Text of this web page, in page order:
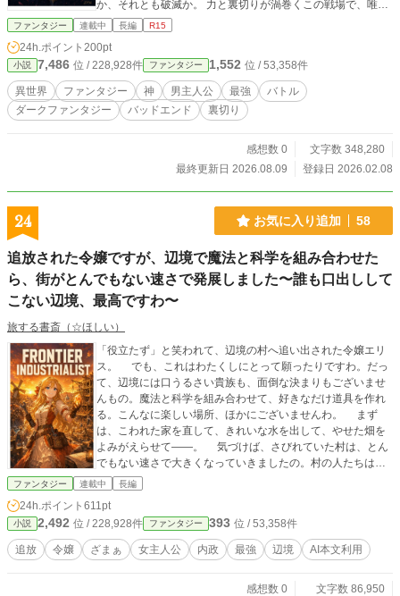
か、それとも破滅か。 力と裏切りが渦巻くこの戦場で、唯一
の希望となるもの―― それは、すべてを照らし、すべてを呑
支配された世界で始まる、最初の革命の物語。
ファンタジー 連載中 長編 R15
24h.ポイント 200pt
小説 7,486 位 / 228,928件 ファンタジー 1,552 位 / 53,358件
異世界 ファンタジー 神 男主人公 最強
バトル
ダークファンタジー
バッドエンド 裏切り
感想数 0
文字数 348,280
最終更新日 2026.08.09
登録日 2026.02.08
24 お気に入り追加 58
追放された令嬢ですが、辺境で魔法と科学を組み合わせた
ら、街がとんでもない速さで発展しました〜誰も口出しして
こない辺境、最高ですわ〜
旅する書斎（☆ほしい）
「役立たず」と笑われて、辺境の村へ追い出された令嬢エリ
ス。 でも、これはわたくしにとって願ったりですわ。だっ
て、辺境には口うるさい貴族も、面倒な決まりもございませ
んもの。魔法と科学を組み合わせて、好きなだけ道具を作れ
る。こんなに楽しい場所、ほかにございませんわ。 まず
は、こわれた家を直して、きれいな水を出して、やせた畑を
よみがえらせて――。 気づけば、さびれていた村は、とん
でもない速さで大きくなっていきましたの。村の人たちはわ
たくしを「神さまの使い」なんて呼びますけれど、ふふ、た
は王都にも届きましたわ。 あれほどわたくしをバカにした
人たちが、今さら「戻ってきてくれ」ですって？ 残念です
けれど、この辺境が楽しすぎて、王都に帰る気はございませ
んの。 さあ、今日はなにを作りましょうか。 誰も口出し
ファンタジー 連載中 長編
24h.ポイント 611pt
小説 2,492 位 / 228,928件 ファンタジー 393 位 / 53,358件
追放 令嬢 ざまぁ 女主人公 内政 最強 辺境 AI本文利用
感想数 0
文字数 86,950